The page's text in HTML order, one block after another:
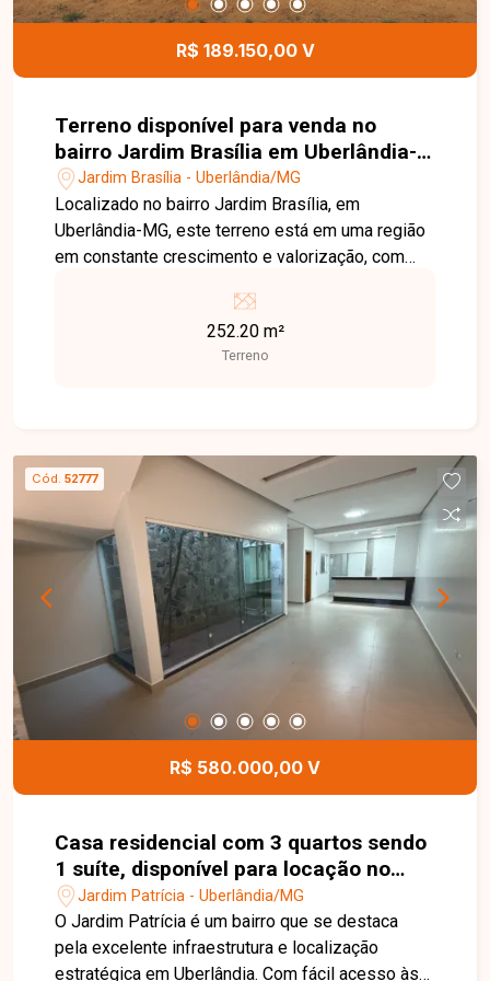
R$ 189.150,00 V
Terreno disponível para venda no
bairro Jardim Brasília em Uberlândia-
MGJardim Brasília - Uberlândia/MG
Localizado no bairro Jardim Brasília, em
Uberlândia-MG, este terreno está em uma região
em constante crescimento e valorização, com
próximo a supermercados, escolas, farmácias,
comércios e diversos serviços, oferecendo
praticidade e excelente potencial para
aproveitamento, o terreno é ideal para a
construção de residência ou como opção de
investimento em uma região com grande
potencial de valorização. Esta é uma excelente
oportunidade para adquirir um terreno bem
localizado no bairro Jardim Brasília. Agende uma
visita e conheça todos os detalhes deste imóvel.
252.20 m²
Terreno
Cód. 52777
R$ 580.000,00 V
Casa residencial com 3 quartos sendo
1 suíte, disponível para locação no
bairro Jardim Patrícia em Uberlândia-
MG
Jardim Patrícia - Uberlândia/MG
O Jardim Patrícia é um bairro que se destaca
pela excelente infraestrutura e localização
estratégica em Uberlândia. Com fácil acesso às